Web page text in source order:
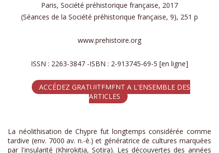
Paris, Société préhistorique française, 2017
(Séances de la Société préhistorique française, 9), 251 p
www.prehistoire.org
ISSN : 2263-3847 -ISBN : 2-913745-69-5 [en ligne]
ACCÉDEZ GRATUITEMENT A L'ENSEMBLE DES
ARTICLES
La néolithisation de Chypre fut longtemps considérée comme
tardive (env. 7000 av. n.-è.) et génératrice de cultures marquées
par l'insularité (Khirokitia, Sotira). Les découvertes des années